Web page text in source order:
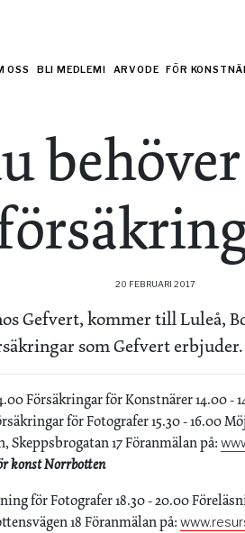
OSS BLI MEDLEM! ARVODE FÖR
20 FEBRUARI 2017
Gefvert, kommer till Luleå,
som Gefvert erbjuder.
Försäkringar för Konstnärer 14.00
för Fotografer 15.30 - 16.00
17 Föranmälan på:
konst Norrbotten
för Fotografer 18.30 - 20.00
18 Föranmälan på: